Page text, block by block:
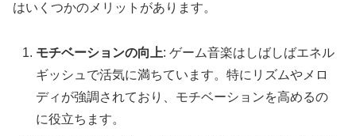
はいくつかのメリットがあります。
モチベーションの向上: ゲーム音楽はしばしばエネル
ギッシュで活気に満ちています。特にリズムやメロ
ディが強調されており、モチベーションを高めるの
に役立ちます。